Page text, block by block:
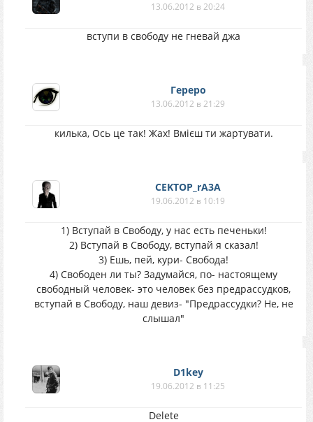
13.06.2012 в 20:24
вступи в свободу не гневай джа
Гереро
13.06.2012 в 21:29
килька, Ось це так! Жах! Вмієш ти жартувати.
CEKTOP_rA3A
19.06.2012 в 10:19
1) Вступай в Свободу, у нас есть печеньки!
2) Вступай в Свободу, вступай я сказал!
3) Ешь, пей, кури- Свобода!
4) Свободен ли ты? Задумайся, по- настоящему
свободный человек- это человек без предрассудков,
вступай в Свободу, наш девиз- "Предрассудки? Не, не
слышал"
D1key
19.06.2012 в 11:25
Delete